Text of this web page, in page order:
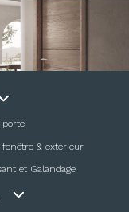
porte
fenêtre & extérieur
et Galandage